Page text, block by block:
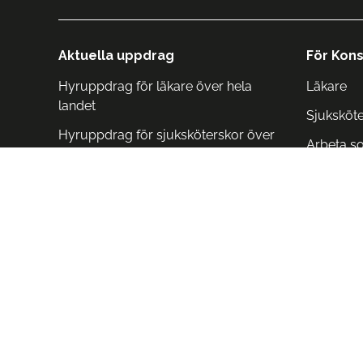
Aktuella uppdrag
Hyruppdrag för läkare över hela
landet
Hyruppdrag för sjuksköterskor över
För
Läkare
Arbeta